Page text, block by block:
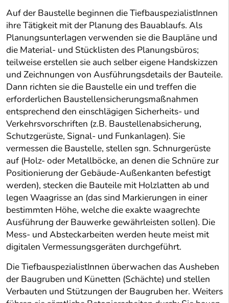
Auf der Baustelle beginnen die TiefbauspezialistInnen
ihre Tätigkeit mit der Planung des Bauablaufs. Als
Planungsunterlagen verwenden sie die Baupläne und
die Material- und Stücklisten des Planungsbüros;
teilweise erstellen sie auch selber eigene Handskizzen
und Zeichnungen von Ausführungsdetails der Bauteile.
Dann richten sie die Baustelle ein und treffen die
erforderlichen Baustellensicherungsmaßnahmen
entsprechend den einschlägigen Sicherheits- und
Verkehrsvorschriften (z.B. Baustellenabsicherung,
Schutzgerüste, Signal- und Funkanlagen). Sie
vermessen die Baustelle, stellen sgn. Schnurgerüste
auf (Holz- oder Metallböcke, an denen die Schnüre zur
Positionierung der Gebäude-Außenkanten befestigt
werden), stecken die Bauteile mit Holzlatten ab und
legen Waagrisse an (das sind Markierungen in einer
bestimmten Höhe, welche die exakte waagrechte
Ausführung der Bauwerke gewährleisten sollen). Die
Mess- und Absteckarbeiten werden heute meist mit
digitalen Vermessungsgeräten durchgeführt.
Die TiefbauspezialistInnen überwachen das Ausheben
der Baugruben und Künetten (Schächte) und stellen
Verbauten und Stützungen der Baugruben her. Weiters